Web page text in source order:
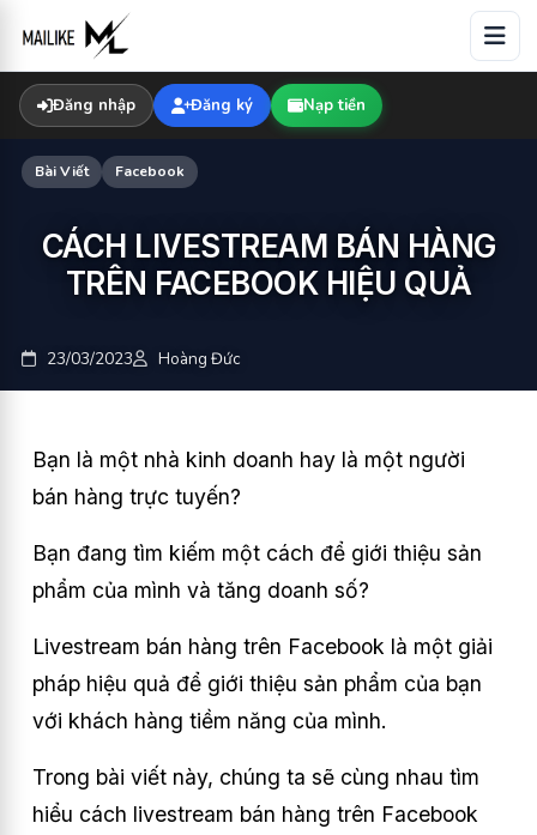
content
Đăng nhập Đăng ký Nạp tiền
Bài Viết Facebook
CÁCH LIVESTREAM BÁN HÀNG
TRÊN FACEBOOK HIỆU QUẢ
23/03/2023 Hoàng Đức
Bạn là một nhà kinh doanh hay là một người
bán hàng trực tuyến?
Bạn đang tìm kiếm một cách để giới thiệu sản
phẩm của mình và tăng doanh số?
Livestream bán hàng trên Facebook là một giải
pháp hiệu quả để giới thiệu sản phẩm của bạn
với khách hàng tiềm năng của mình.
Trong bài viết này, chúng ta sẽ cùng nhau tìm
hiểu cách livestream bán hàng trên Facebook